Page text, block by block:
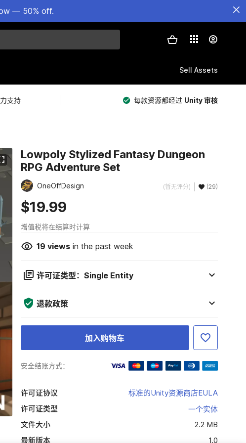
— 50% off.
Sell Assets
支持 每款资源都经过 Unity 审核
Lowpoly Stylized Fantasy Dungeon
RPG Adventure Set
OneOffDesign (暂无评分) (29)
$19.99
增值税将在结算时计算
19 viewsin the past week
许可证类型：Single Entity
退款政策
加入购物车
安全结账方式：
许可证协议
标准的Unity资源商店EULA
许可证类型
一个实体
文件大小
2.2 MB
最新版本
1.0